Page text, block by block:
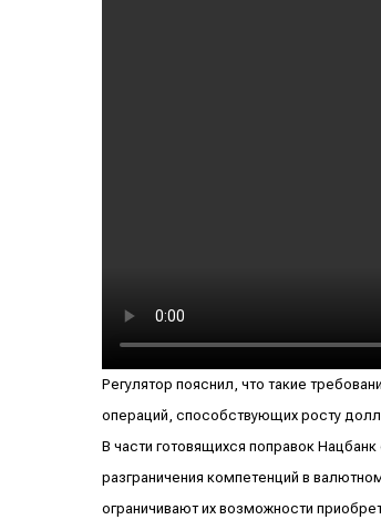
Регулятор пояснил, что такие
операций, способствующих росту
В части готовящихся поправок
разграничения компетенций в
ограничивают их возможности